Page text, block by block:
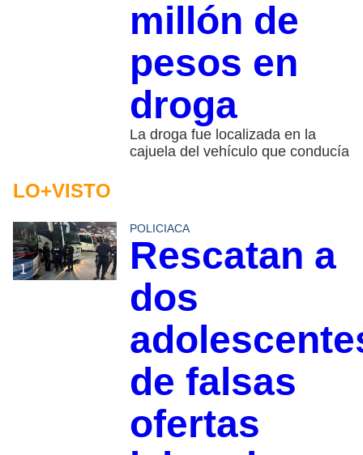
millón de
pesos en
droga
La droga fue localizada en la
cajuela del vehículo que conducía
LO+VISTO
1
POLICIACA
Rescatan a
dos
de falsas
ofertas